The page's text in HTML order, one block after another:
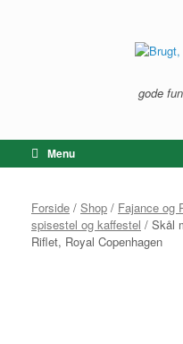
gode
Menu
Forside / Shop / Fajance og
spisestel og kaffestel / Skål
Riflet, Royal Copenhagen